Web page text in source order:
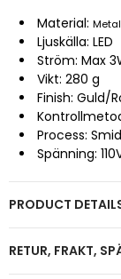
Material:
Ljuskälla: LED
Ström: Max
Vikt: 280 g
Finish: Guld/
Process:
Spänning:
PRODUCT
RETUR, FRAKT,